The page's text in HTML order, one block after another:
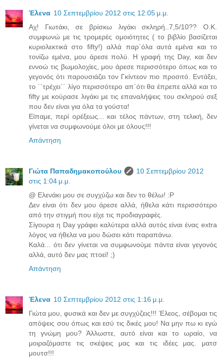
Έλενα 10 Σεπτεμβρίου 2012 στις 12:05 μ.μ.
Αχ! Γιωτάκι, σε βρίσκω λιγάκι σκληρή..7,5/10?? Ο.Κ.
συμφωνώ με τις τρομερές ομοιότητες ( το βιβλίο βασίζεται
κυριολεκτικά στο fifty!) αλλά παρ΄όλα αυτά εμένα και το
τονίζω εμένα, μου άρεσε πολύ. Η γραφή της Day, και δεν
εννοώ τις βωμολοχίες, μου άρεσε περισσότερο όπως και το
γεγονός ότι παρουσιάζει τον Γκίντεον πιο προσιτό. Εντάξει,
το ΄΄τρέχει΄΄ λίγο περισσότερο απ΄ότι θα έπρεπε αλλά και το
fifty με κούρασε λιγάκι με τις επαναλήψεις του σκληρού σεξ
που δεν είναι για όλα τα γούστα!
Είπαμε, περί ορέξεως... και τέλος πάντων, στη τελική, δεν
γίνεται να συμφωνούμε όλοι με όλους!!!
Απάντηση
Γιώτα Παπαδημακοπούλου
10 Σεπτεμβρίου 2012
στις 1:04 μ.μ.
@ Ελενάκι μου σε συγχύζω και δεν το θέλω! :P
Δεν είναι ότι δεν μου άρεσε αλλά, ήθελα κάτι περισσότερο
από την στιγμή που είχε τις προδιαγραφές.
Σίγουρα η Day γράφει καλύτερα αλλά αυτός είναι ένας extra
λόγος να ήθελα να μου δώσει κάτι παραπάνω.
Καλά... ότι δεν γίνεται να συμφωνούμε πάντα είναι γεγονός
αλλά, αυτό δεν μας πτοεί! ;)
Απάντηση
Έλενα 10 Σεπτεμβρίου 2012 στις 1:16 μ.μ.
Γιώτα μου, φυσικά και δεν με συγχύζεις!!! Έλεος, σέβομαι τις
απόψεις σου όπως και εσύ τις δικές μου! Να μην πω κι εγώ
τη γνώμη μου? Άλλωστε, αυτό είναι και το ωραίο, να
μοιραζόμαστε τις σκέψεις μας και τις ιδέες μας. ματσ
μουτσ!!!